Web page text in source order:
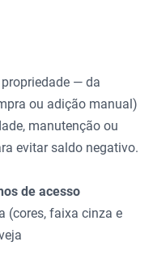
— da
ou adição manual)
manutenção ou
evitar saldo negativo.
de acesso
(cores, faixa cinza e